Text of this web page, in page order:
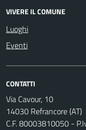
VIVERE IL COMUNE
Luoghi
Eventi
CONTATTI
Via Cavour, 10
14030 Refrancore (AT)
C.F. 80003810050 -